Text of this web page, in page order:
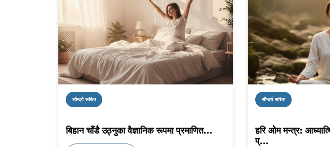
सौन्दर्य सरिता
बिहान चाँडै उठ्नुका वैज्ञानिक रूपमा प्रमाणित...
सौन्दर्य सरिता
हरि ओम मन्त्र:
प्...